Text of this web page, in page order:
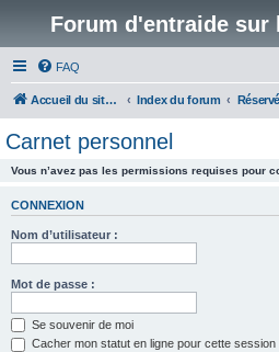
Forum d'entraide
FAQ
Accueil du site www.automutilations.info Index du forum
Carnet personnel
Vous n’avez pas les permissions requises pour
CONNEXION
Nom d’utilisateur :
Mot de passe :
Se souvenir de moi
Cacher mon statut en ligne pour cette session